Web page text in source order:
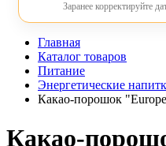
Заранее корректируйте
Главная
Каталог товаров
Питание
Энергетические
Какао-порошок
Какао-